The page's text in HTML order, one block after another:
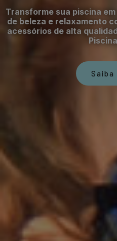
Transforme sua piscina
de beleza e relaxamento
acessórios de alta
Saiba